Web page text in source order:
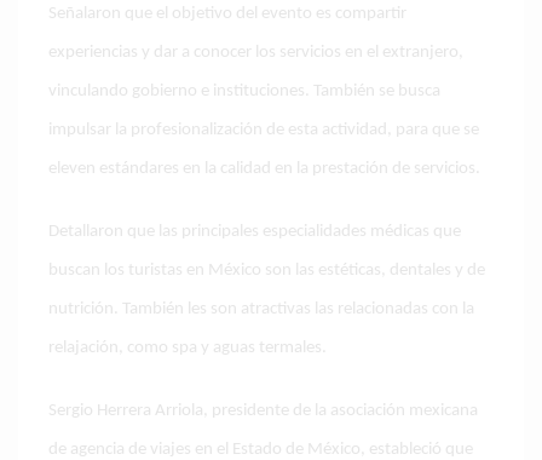
Señalaron que el objetivo del evento es compartir
experiencias y dar a conocer los servicios en el extranjero,
vinculando gobierno e instituciones. También se busca
impulsar la profesionalización de esta actividad, para que se
eleven estándares en la calidad en la prestación de servicios.
Detallaron que las principales especialidades médicas que
buscan los turistas en México son las estéticas, dentales y de
nutrición. También les son atractivas las relacionadas con la
relajación, como spa y aguas termales.
Sergio Herrera Arriola, presidente de la asociación mexicana
de agencia de viajes en el Estado de México, estableció que